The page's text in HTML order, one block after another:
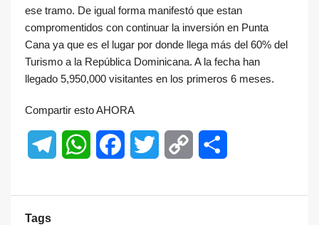
ese tramo. De igual forma manifestó que estan
compromentidos con continuar la inversión en Punta
Cana ya que es el lugar por donde llega más del 60% del
Turismo a la República Dominicana. A la fecha han
llegado 5,950,000 visitantes en los primeros 6 meses.
Compartir esto AHORA
TelegramWhatsAppFacebookTwitter Copy
Tags